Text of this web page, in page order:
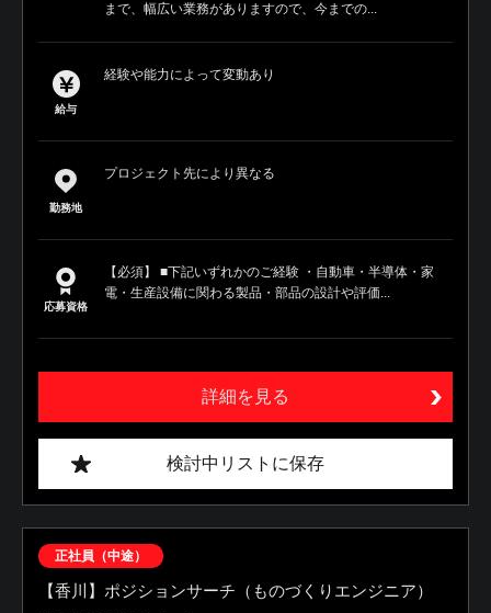
まで、幅広い業務がありますので、今までの...
給与
経験や能力によって変動あり
勤務地
プロジェクト先により異なる
応募資格
【必須】 ■下記いずれかのご経験 ・自動車・半導体・家
電・生産設備に関わる製品・部品の設計や評価...
詳細を見る
検討中リストに保存
正社員（中途）
【香川】ポジションサーチ（ものづくりエンジニア）